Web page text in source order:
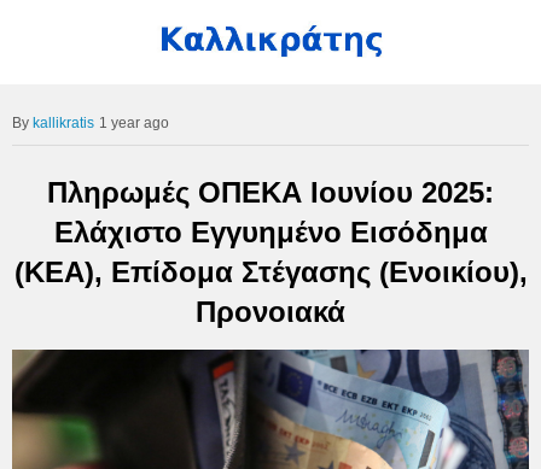
kallikratis 1 year ago
Πληρωμές ΟΠΕΚΑ Ιουνίου 2025:
Ελάχιστο Εγγυημένο Εισόδημα
(ΚΕΑ), Επίδομα Στέγασης (Ενοικίου),
Προνοιακά